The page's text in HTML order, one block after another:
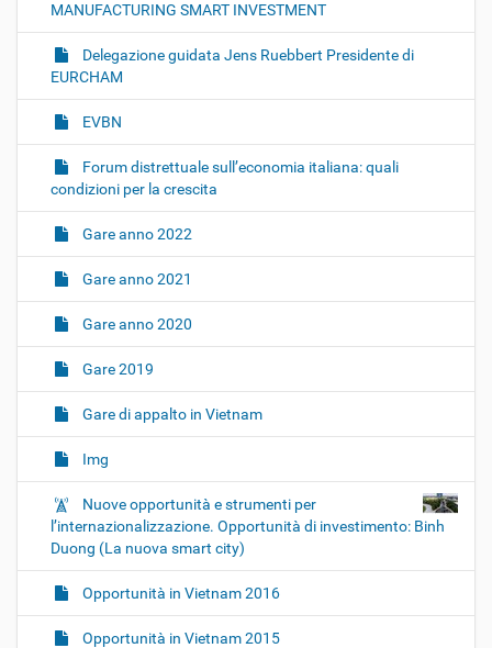
MANUFACTURING SMART INVESTMENT
Delegazione guidata Jens Ruebbert Presidente di
EURCHAM
EVBN
Forum distrettuale sull’economia italiana: quali
condizioni per la crescita
Gare anno 2022
Gare anno 2021
Gare anno 2020
Gare 2019
Gare di appalto in Vietnam
Img
Nuove opportunità e strumenti per
l’internazionalizzazione. Opportunità di investimento: Binh
Duong (La nuova smart city)
Opportunità in Vietnam 2016
Opportunità in Vietnam 2015